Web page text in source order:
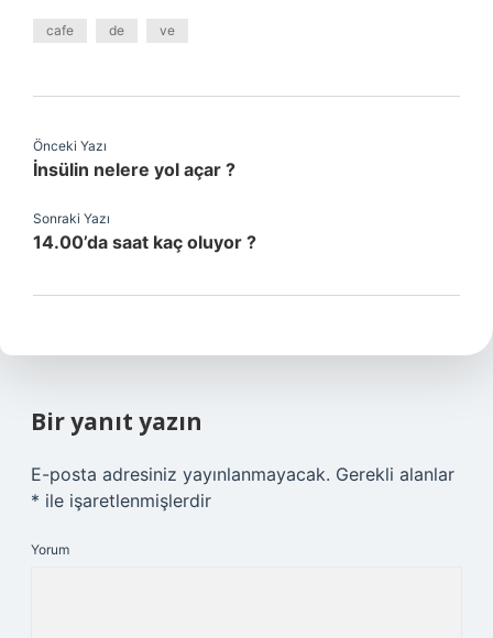
cafe de ve
Önceki Yazı
İnsülin nelere yol açar ?
Sonraki Yazı
14.00’da saat kaç oluyor ?
Bir yanıt yazın
E-posta adresiniz yayınlanmayacak. Gerekli alanlar
* ile işaretlenmişlerdir
Yorum